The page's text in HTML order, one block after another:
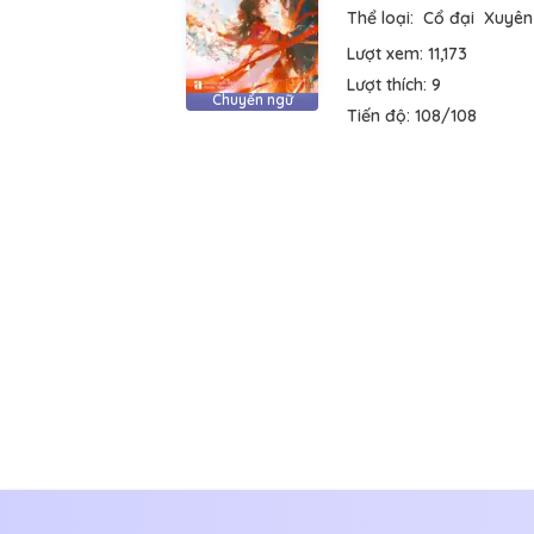
Chuyển ngữ
Thể loại: Cổ đại
Lượt xem: 11,173
Lượt thích: 9
Tiến độ: 108/108